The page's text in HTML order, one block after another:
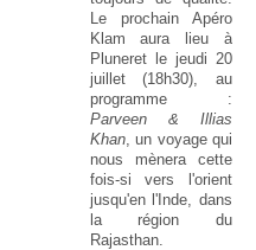
Le prochain Apéro
Klam aura lieu à
Pluneret le jeudi 20
juillet (18h30), au
programme :
Parveen & Illias
Khan, un voyage qui
nous mènera cette
fois-si vers l'orient
jusqu'en l'Inde, dans
la région du
Rajasthan.